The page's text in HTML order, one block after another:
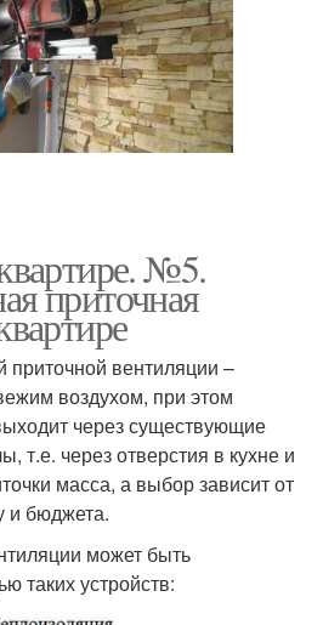
№5.
приточная
приточной вентиляции –
воздухом, при этом
через существующие
т.е. через отверстия в кухне и
масса, а выбор зависит от
и бюджета.
может быть
таких устройств: